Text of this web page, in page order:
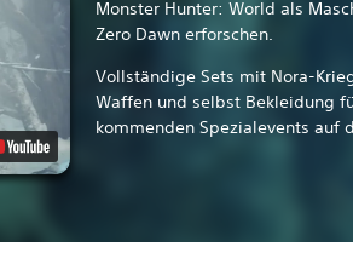
Monster Hunter: World als
Zero Dawn erforschen.
Vollständige Sets mit Nora-
Waffen und selbst Bekleidung
kommenden Spezialevents auf